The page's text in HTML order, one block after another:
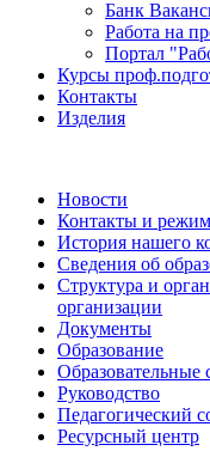
Банк
Работа на
Портал
Курсы
Контакты
Изделия
Новости
Контакты и
История нашего
Сведения об
Структура и
организации
Документы
Образование
Образовательные
Руководство
Педагогический
Ресурсный центр